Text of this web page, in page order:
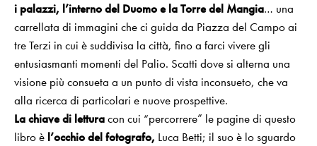
i palazzi, l’interno del Duomo e la Torre del Mangia… una
carrellata di immagini che ci guida da Piazza del Campo ai
tre Terzi in cui è suddivisa la città, fino a farci vivere gli
entusiasmanti momenti del Palio. Scatti dove si alterna una
visione più consueta a un punto di vista inconsueto, che va
alla ricerca di particolari e nuove prospettive.
La chiave di letturacon cui “percorrere” le pagine di questo
libro è l’occhio del fotografo, Luca Betti; il suo è lo sguardo